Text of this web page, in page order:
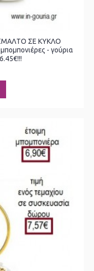
ΣΕ ΚΥΚΛΟ
- γούρια